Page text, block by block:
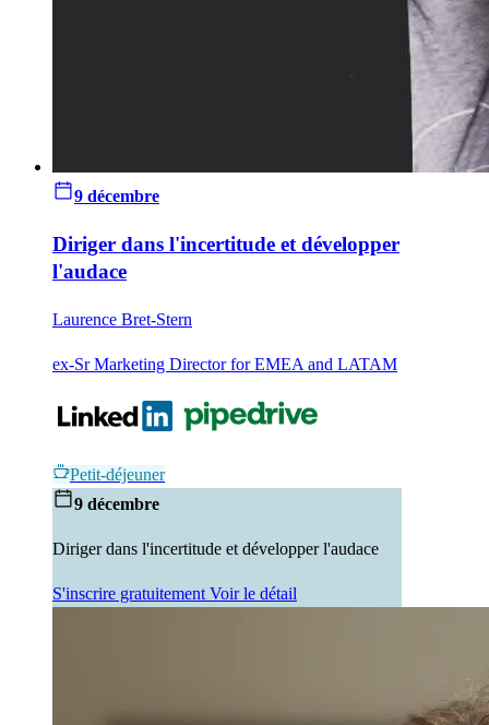
9 décembre
Diriger dans l'incertitude et développer
l'audace
Laurence Bret-Stern
ex-Sr Marketing Director for EMEA and LATAM
Petit-déjeuner
9 décembre
Diriger dans l'incertitude et développer l'audace
S'inscrire gratuitement Voir le détail